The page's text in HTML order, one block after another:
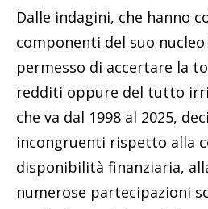
Dalle indagini, che hanno
componenti del suo
permesso di accertare la
redditi oppure del tutto
che va dal 1998 al 2025,
incongruenti rispetto alla
disponibilità finanziaria,
numerose partecipazioni